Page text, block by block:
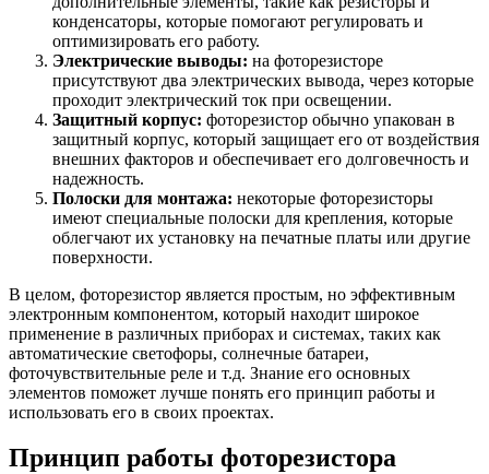
конденсаторы, которые помогают регулировать и
оптимизировать его работу.
Электрические выводы: на фоторезисторе
присутствуют два электрических вывода, через которые
проходит электрический ток при освещении.
Защитный корпус: фоторезистор обычно упакован в
защитный корпус, который защищает его от воздействия
внешних факторов и обеспечивает его долговечность и
надежность.
Полоски для монтажа: некоторые фоторезисторы
имеют специальные полоски для крепления, которые
облегчают их установку на печатные платы или другие
поверхности.
В целом, фоторезистор является простым, но эффективным
электронным компонентом, который находит широкое
применение в различных приборах и системах, таких как
автоматические светофоры, солнечные батареи,
фоточувствительные реле и т.д. Знание его основных
элементов поможет лучше понять его принцип работы и
использовать его в своих проектах.
Принцип работы фоторезистора